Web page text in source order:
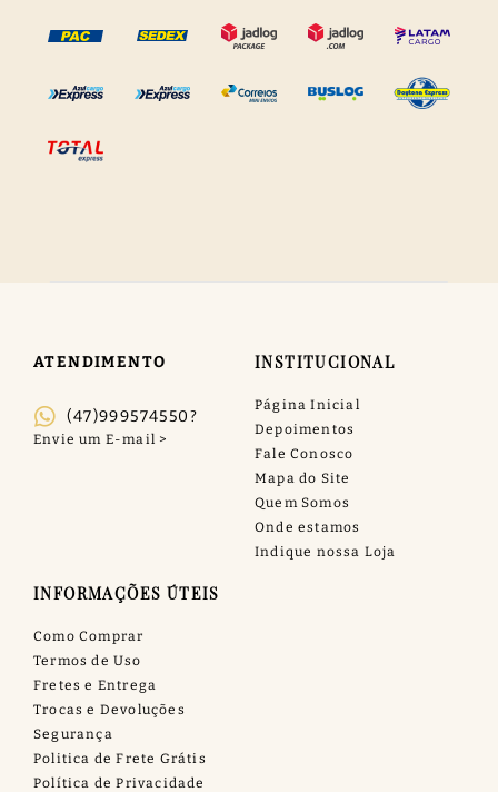
ATENDIMENTO
(47)999574550?
INSTITUCIONAL
Página Inicial
Depoimentos
Fale Conosco
Mapa do Site
Quem Somos
Onde estamos
Indique nossa Loja
INFORMAÇÕES ÚTEIS
Como Comprar
Termos de Uso
Fretes e Entrega
Trocas e Devoluções
Segurança
Politica de Frete Grátis
Política de Privacidade